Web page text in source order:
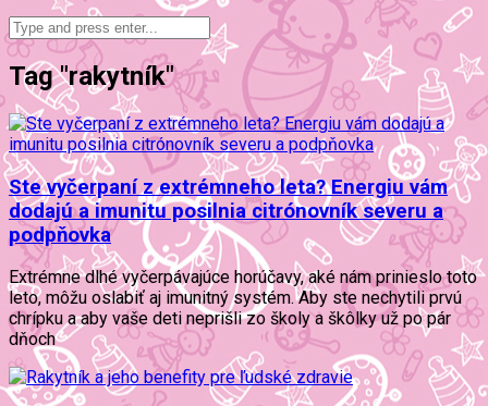
Tag "rakytník"
Ste vyčerpaní z extrémneho leta? Energiu vám
dodajú a imunitu posilnia citrónovník severu a
podpňovka
Extrémne dlhé vyčerpávajúce horúčavy, aké nám prinieslo toto
leto, môžu oslabiť aj imunitný systém. Aby ste nechytili prvú
chrípku a aby vaše deti neprišli zo školy a škôlky už po pár
dňoch